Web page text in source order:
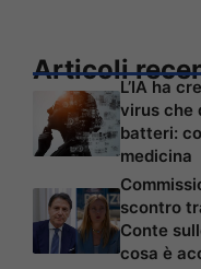
Articoli
L’IA ha
virus che
batteri:
medicina
scontro
Conte
cosa è